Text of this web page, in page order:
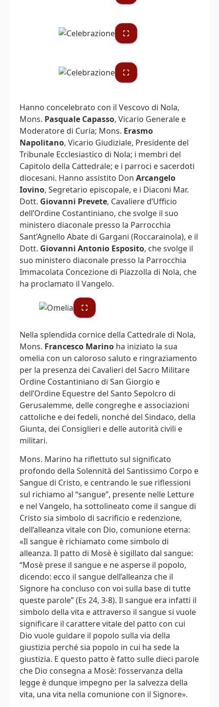
Hanno concelebrato con il Vescovo di Nola,
Mons. Pasquale Capasso, Vicario Generale e
Moderatore di Curia; Mons. Erasmo
Napolitano, Vicario Giudiziale, Presidente del
Tribunale Ecclesiastico di Nola; i membri del
Capitolo della Cattedrale; e i parroci e sacerdoti
diocesani. Hanno assistito Don Arcangelo
Iovino, Segretario episcopale, e i Diaconi Mar.
Dott. Giovanni Prevete, Cavaliere d’Ufficio
dell’Ordine Costantiniano, che svolge il suo
ministero diaconale presso la Parrocchia
Sant’Agnello Abate di Gargani (Roccarainola), e il
Dott. Giovanni Antonio Esposito, che svolge il
suo ministero diaconale presso la Parrocchia
Immacolata Concezione di Piazzolla di Nola, che
ha proclamato il Vangelo.
Nella splendida cornice della Cattedrale di Nola,
Mons. Francesco Marino ha iniziato la sua
omelia con un caloroso saluto e ringraziamento
per la presenza dei Cavalieri del Sacro Militare
Ordine Costantiniano di San Giorgio e
dell’Ordine Equestre del Santo Sepolcro di
Gerusalemme, delle congreghe e associazioni
cattoliche e dei fedeli, nonché del Sindaco, della
Giunta, dei Consiglieri e delle autorità civili e
militari.
Mons. Marino ha riflettuto sul significato
profondo della Solennità del Santissimo Corpo e
Sangue di Cristo, e centrando le sue riflessioni
sul richiamo al “sangue”, presente nelle Letture
e nel Vangelo, ha sottolineato come il sangue di
Cristo sia simbolo di sacrificio e redenzione,
dell’alleanza vitale con Dio, comunione eterna:
«Il sangue è richiamato come simbolo di
alleanza. Il patto di Mosè è sigillato dal sangue:
“Mosè prese il sangue e ne asperse il popolo,
dicendo: ecco il sangue dell’alleanza che il
Signore ha concluso con voi sulla base di tutte
queste parole” (Es 24, 3-8). Il sangue era infatti il
simbolo della vita e attraverso il sangue si vuole
significare il carattere vitale del patto con cui
Dio vuole guidare il popolo sulla via della
giustizia perché sia popolo in cui ha sede la
giustizia. E questo patto è fatto sulle dieci parole
che Dio consegna a Mosè: l’osservanza della
legge è dunque impegno per la salvezza della
vita, una vita nella comunione con il Signore».